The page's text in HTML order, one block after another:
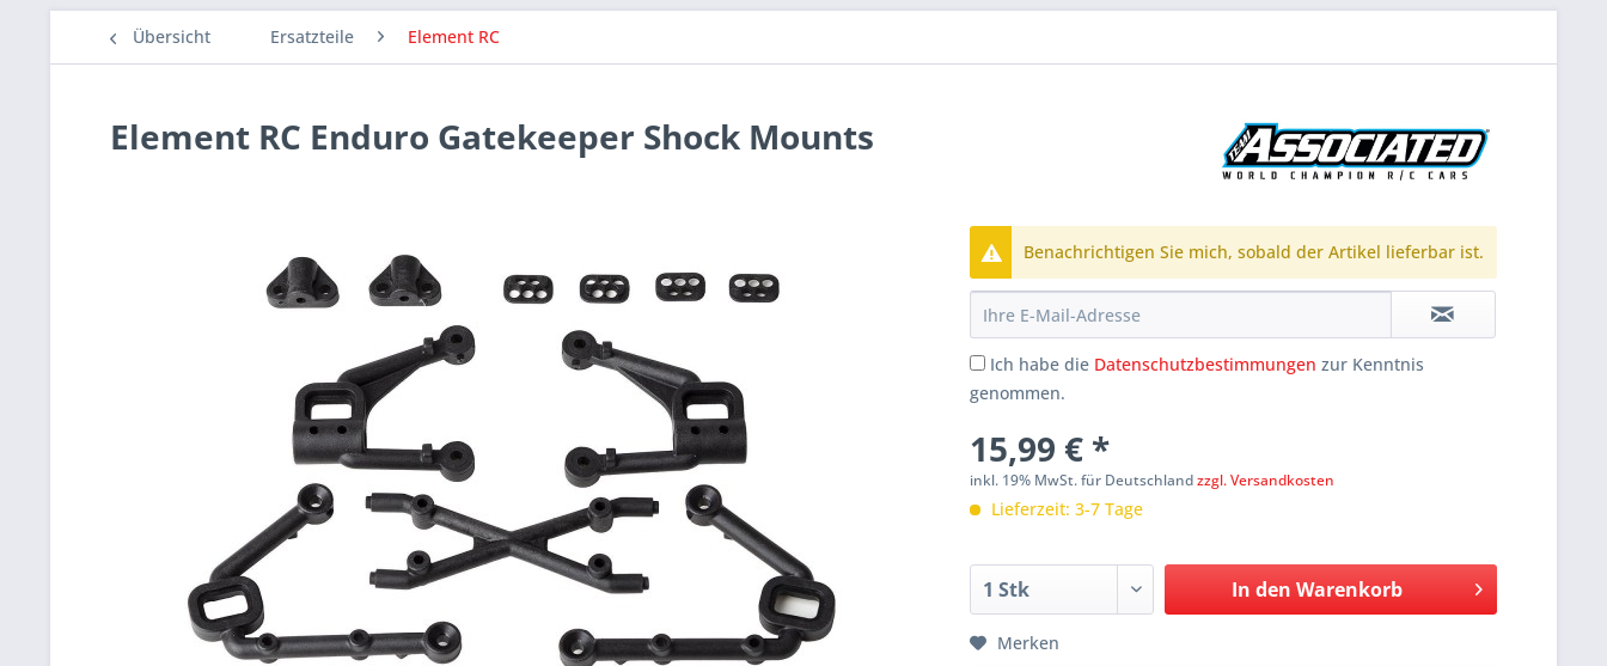
Übersicht Ersatzteile Element RC
Element RC Enduro Gatekeeper Shock Mounts
Benachrichtigen Sie mich, sobald der Artikel lieferbar ist.
Ich habe die Datenschutzbestimmungen zur Kenntnis
genommen.
15,99 € *
inkl. 19% MwSt. für Deutschlandzzgl. Versandkosten
Lieferzeit: 3-7 Tage
In den Warenkorb
Merken